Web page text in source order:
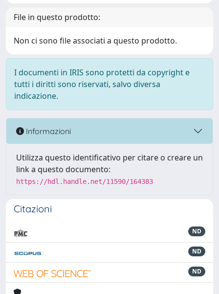
File in questo prodotto:
Non ci sono file associati a questo prodotto.
I documenti in IRIS sono protetti da copyright e
tutti i diritti sono riservati, salvo diversa
indicazione.
Informazioni
Utilizza questo identificativo per citare o creare un
link a questo documento:
https://hdl.handle.net/11590/164383
Citazioni
ND
ND
ND